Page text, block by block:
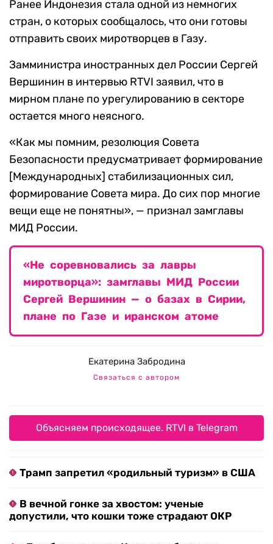
Ранее Индонезия стала одной из немногих
стран, о которых сообщалось, что они готовы
отправить своих миротворцев в Газу.
Замминистра иностранных дел России Сергей
Вершинин в интервью RTVI заявил, что в
мирном плане по урегулированию в секторе
остается много неясного.
«Как мы помним, резолюция Совета
Безопасности предусматривает формирование
[Международных] стабилизационных сил,
формирование Совета мира. До сих пор многие
вещи еще не понятны», — признал замглавы
МИД России.
«Не соревновались за лавры
миротворца»: замглавы МИД России
Сергей Вершинин — о базах в Сирии,
плане по Газе и иранском атоме
Екатерина Забродина
Связаться с автором
Объясняем происходящее. RTVI в Telegram
Трамп запретил «родильный туризм» в США
В вечной гонке за хвостом: ученые
допустили, что кошки тоже страдают ОКР